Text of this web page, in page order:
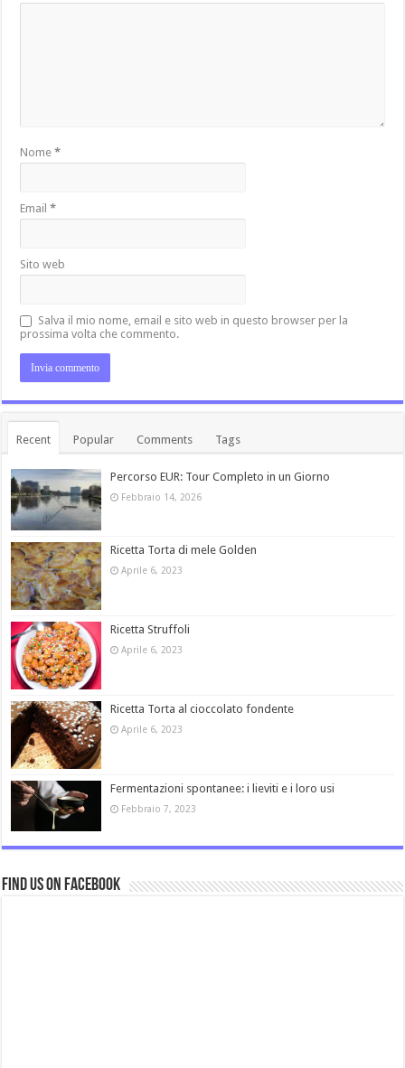
Nome*
Email*
Sito web
Salva il mio nome, email e sito web in questo browser per la
prossima volta che commento.
Recent Popular Comments Tags
Percorso EUR: Tour Completo in un Giorno
Febbraio 14, 2026
Ricetta Torta di mele Golden
Aprile 6, 2023
Ricetta Struffoli
Aprile 6, 2023
Ricetta Torta al cioccolato fondente
Aprile 6, 2023
Fermentazioni spontanee: i lieviti e i loro usi
Febbraio 7, 2023
Find us on Facebook